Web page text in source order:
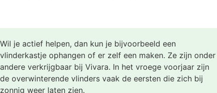
Wil je actief helpen, dan kun je bijvoorbeeld een
vlinderkastje ophangen of er zelf een maken. Ze zijn onder
andere verkrijgbaar bij Vivara. In het vroege voorjaar zijn
de overwinterende vlinders vaak de eersten die zich bij
zonnig weer laten zien.